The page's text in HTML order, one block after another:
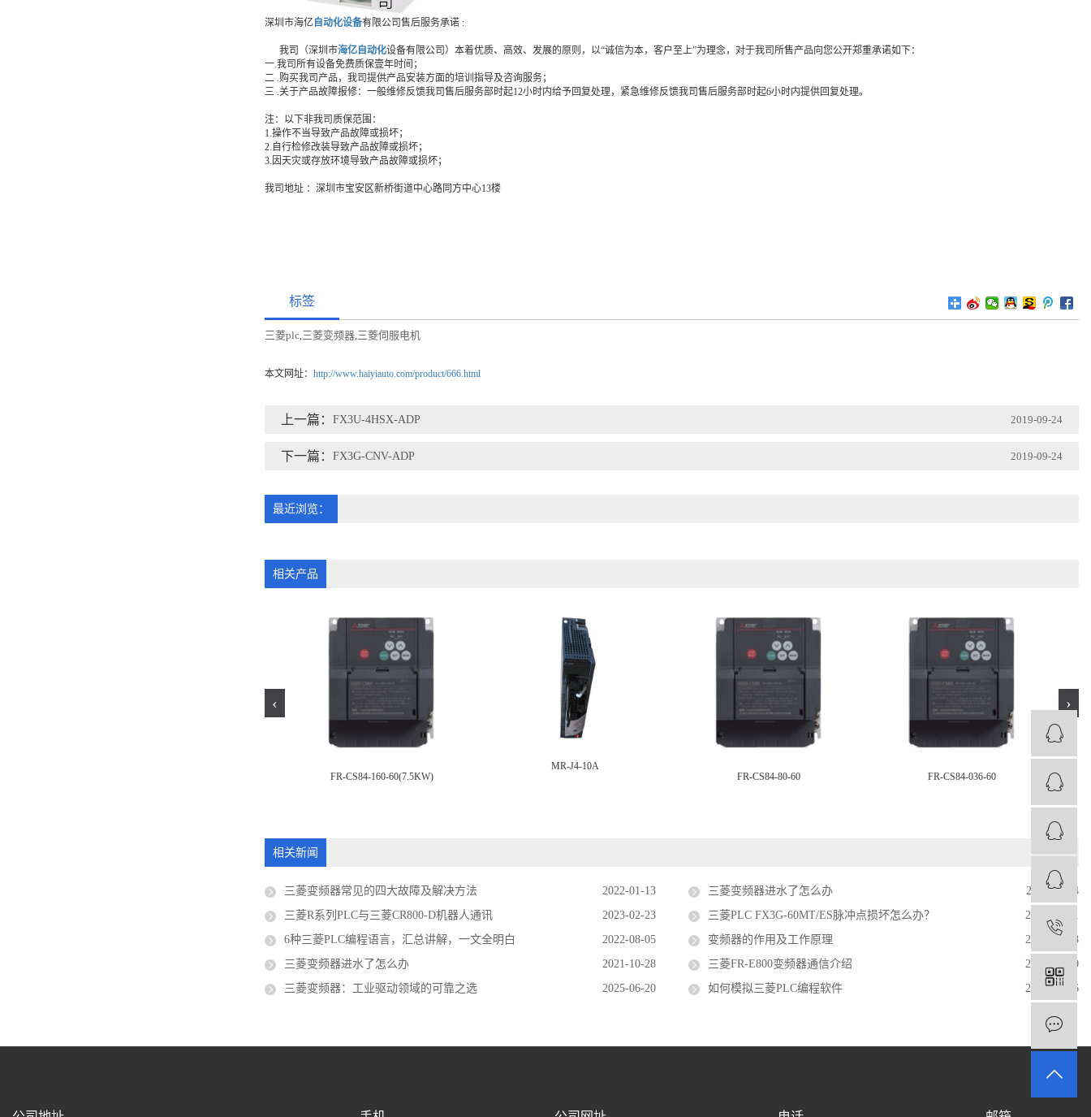
深圳市海亿 自动化设备有限公司售后服务承诺 :
我司（深圳市海亿自动化设备有限公司）本着优质、高效、发展的原则，以“诚信为本，客户至上”为理念，对于我司所售产品向您公开郑重承诺如下：
一.我司所有设备免费质保壹年时间；
二 .购买我司产品，我司提供产品安装方面的培训指导及咨询服务；
三 .关于产品故障报修：一般维修反馈我司售后服务部时起12小时内给予回复处理，紧急维修反馈我司售后服务部时起6小时内提供回复处理。
注：以下非我司质保范围：
1.操作不当导致产品故障或损坏；
2.自行检修改装导致产品故障或损坏；
3.因天灾或存放环境导致产品故障或损坏；
我司地址 ：深圳市宝安区新桥街道中心路同方中心13楼
标签
三菱plc,三菱变频器,三菱伺服电机
本文网址：http://www.haiyiauto.com/product/666.html
上一篇：FX3U-4HSX-ADP 2019-09-24
下一篇：FX3G-CNV-ADP 2019-09-24
最近浏览：
相关产品
FR-CS84-160-60(7.5KW)
MR-J4-10A
FR-CS84-80-60
FR-CS84-036-60
‹ ›
相关新闻
三菱变频器常见的四大故障及解决方法 2022-01-13 三菱变频器进水了怎么办
2021-11-24
三菱R系列PLC与三菱CR800-D机器人通讯
2023-02-23 三菱PLC FX3G-60MT/ES脉冲点损坏怎么办？
2023-03-01
6种三菱PLC编程语言，汇总讲解，一文全明白
2022-08-05 变频器的作用及工作原理
2024-05-08
三菱变频器进水了怎么办
2021-10-28 三菱FR-E800变频器通信介绍
2023-03-30
三菱变频器：工业驱动领域的可靠之选
2025-06-20 如何模拟三菱PLC编程软件 2023-02-06